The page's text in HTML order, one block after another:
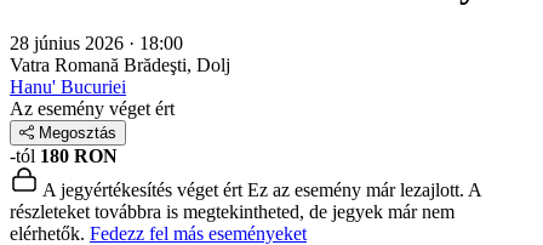
28 június 2026 · 18:00
Vatra Romană Brădeşti, Dolj
Hanu' Bucuriei
Az esemény véget ért
Megosztás
-tól 180 RON
A jegyértékesítés véget ért Ez az esemény már lezajlott. A
részleteket továbbra is megtekintheted, de jegyek már nem
elérhetők. Fedezz fel más eseményeket